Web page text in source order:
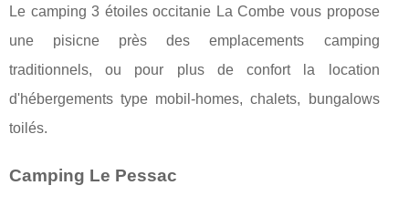
Le camping 3 étoiles occitanie La Combe vous propose
une pisicne près des emplacements camping
traditionnels, ou pour plus de confort la location
d'hébergements type mobil-homes, chalets, bungalows
toilés.
Camping Le Pessac